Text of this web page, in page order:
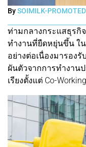
BySOIMILK-PROMOTED
ท่ามกลางกระแสธุรกิ
ทำงานที่ยืดหยุ่นขึ้น ใ
อย่างต่อเนื่องมารอง
ผันตัวจากการทำงาน
เรียงตั้งแต่ Co-